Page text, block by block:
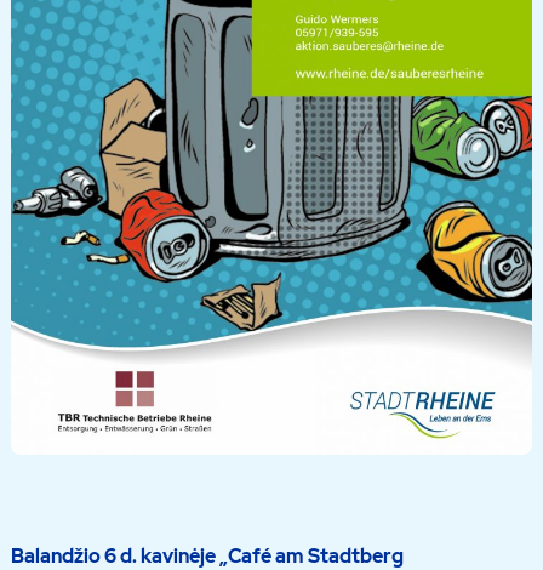
Balandžio 6 d. kavinėje „Café am Stadtberg